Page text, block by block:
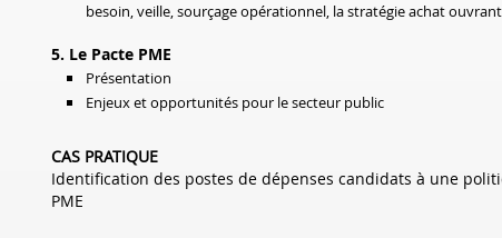
besoin,veille,sourçage opérationnel, lastratégie achat
5. Le Pacte PME
Présentation
Enjeux et opportunités pour le secteur public
CAS PRATIQUE
Identification des postes de dépenses candidats à une
PME